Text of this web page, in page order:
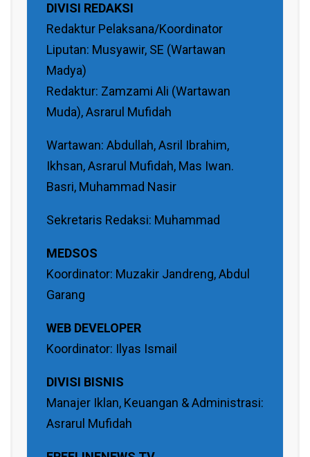
DIVISI REDAKSI
Redaktur Pelaksana/Koordinator
Liputan: Musyawir, SE (Wartawan
Madya)
Redaktur: Zamzami Ali (Wartawan
Muda), Asrarul Mufidah
Wartawan: Abdullah, Asril Ibrahim,
Ikhsan, Asrarul Mufidah, Mas Iwan.
Basri, Muhammad Nasir
Sekretaris Redaksi: Muhammad
MEDSOS
Koordinator: Muzakir Jandreng, Abdul
Garang
WEB DEVELOPER
Koordinator: Ilyas Ismail
DIVISI BISNIS
Manajer Iklan, Keuangan & Administrasi:
Asrarul Mufidah